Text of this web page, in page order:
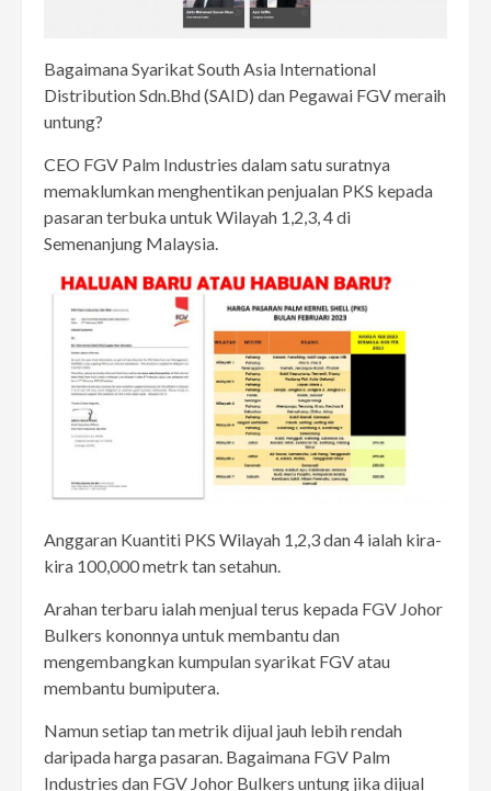
Bagaimana Syarikat South Asia International
Distribution Sdn.Bhd (SAID) dan Pegawai FGV meraih
untung?
CEO FGV Palm Industries dalam satu suratnya
memaklumkan menghentikan penjualan PKS kepada
pasaran terbuka untuk Wilayah 1,2,3, 4 di
Semenanjung Malaysia.
Anggaran Kuantiti PKS Wilayah 1,2,3 dan 4 ialah kira-
kira 100,000 metrk tan setahun.
Arahan terbaru ialah menjual terus kepada FGV Johor
Bulkers kononnya untuk membantu dan
mengembangkan kumpulan syarikat FGV atau
membantu bumiputera.
Namun setiap tan metrik dijual jauh lebih rendah
daripada harga pasaran. Bagaimana FGV Palm
Industries dan FGV Johor Bulkers untung jika dijual